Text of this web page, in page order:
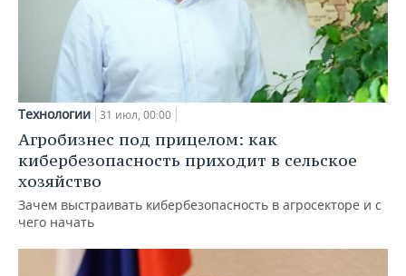
Технологии 31 июл, 00:00
Агробизнес под прицелом: как
кибербезопасность приходит в сельское
хозяйство
Зачем выстраивать кибербезопасность в агросекторе и с
чего начать